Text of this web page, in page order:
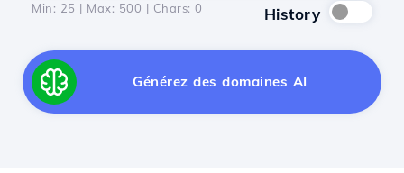
Min: 25 | Max: 500 | Chars: 0 History
Générez des domaines AI